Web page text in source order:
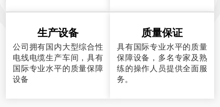
生产设备
公司拥有国内大型综合性
电线电缆生产车间，具有
国际专业水平的质量保障
设备
质量保证
具有国际专业水平的质量
保障设备，多名专家及熟
练的操作人员提供全面服
务。